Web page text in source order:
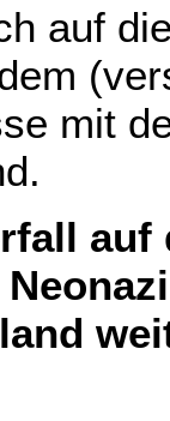
auf
mit